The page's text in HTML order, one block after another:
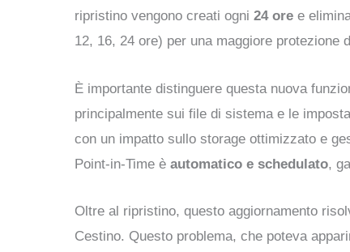
ripristino vengono creati ogni 24 ore e
12, 16, 24 ore) per una maggiore protezione
È importante distinguere questa nuova
principalmente sui file di sistema e le
con un impatto sullo storage ottimizzato e
Point-in-Time è automatico e schedulato,
Oltre al ripristino, questo aggiornamento
Cestino. Questo problema, che poteva